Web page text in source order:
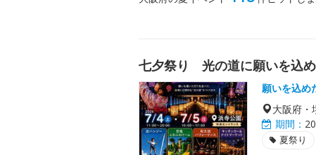
七夕祭り 光の道に願いを込
願いを込め
大阪府・
期間：
夏祭り